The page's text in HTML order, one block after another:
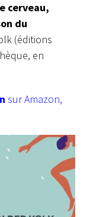
cerveau,
du
(éditions
en
sur Amazon,